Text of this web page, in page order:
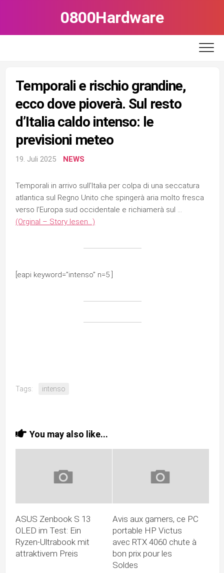
0800Hardware
Temporali e rischio grandine,
ecco dove pioverà. Sul resto
d’Italia caldo intenso: le
previsioni meteo
19. Juli 2025 NEWS
Temporali in arrivo sull’Italia per colpa di una seccatura
atlantica sul Regno Unito che spingerà aria molto fresca
verso l’Europa sud occidentale e richiamerà sul …
(Orginal – Story lesen…)
[eapi keyword=”intenso” n=5 ]
Tags: intenso
You may also like...
ASUS Zenbook S 13
OLED im Test: Ein
Ryzen-Ultrabook mit
attraktivem Preis
Avis aux gamers, ce PC
portable HP Victus
avec RTX 4060 chute à
bon prix pour les
Soldes